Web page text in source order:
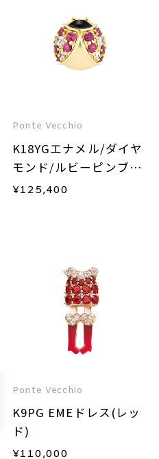
Ponte Vecchio
K18YGエナメル/ダイヤ
モンド/ルビーピンブロ
ーチ
¥125,400
Ponte Vecchio
K9PG EMEドレス(レッ
ド)
¥110,000